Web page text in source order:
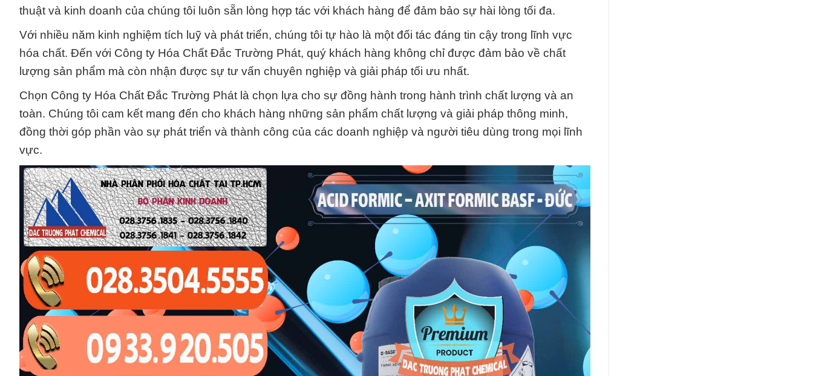
thuật và kinh doanh của chúng tôi luôn sẵn lòng hợp tác với khách hàng để đảm bảo sự hài lòng tối đa.
Với nhiều năm kinh nghiệm tích luỹ và phát triển, chúng tôi tự hào là một đối tác đáng tin cậy trong lĩnh vực
hóa chất. Đến với Công ty Hóa Chất Đắc Trường Phát, quý khách hàng không chỉ được đảm bảo về chất
lượng sản phẩm mà còn nhận được sự tư vấn chuyên nghiệp và giải pháp tối ưu nhất.
Chọn Công ty Hóa Chất Đắc Trường Phát là chọn lựa cho sự đồng hành trong hành trình chất lượng và an
toàn. Chúng tôi cam kết mang đến cho khách hàng những sản phẩm chất lượng và giải pháp thông minh,
đồng thời góp phần vào sự phát triển và thành công của các doanh nghiệp và người tiêu dùng trong mọi lĩnh
vực.